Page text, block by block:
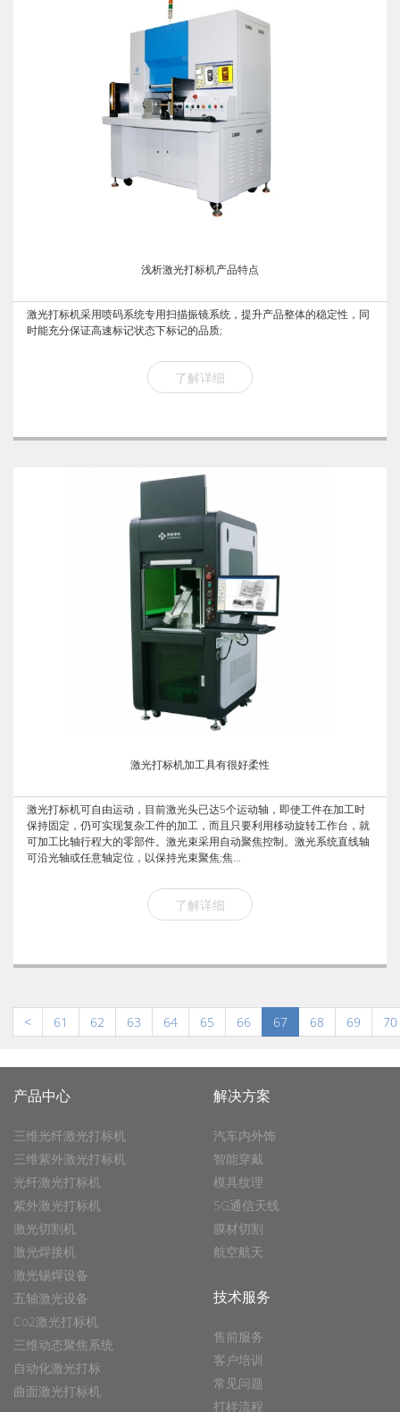
浅析激光打标机产品特点
激光打标机采用喷码系统专用扫描振镜系统，提升产品整体的稳定性，同
时能充分保证高速标记状态下标记的品质;
了解详细
激光打标机加工具有很好柔性
激光打标机可自由运动，目前激光头已达5个运动轴，即使工件在加工时
保持固定，仍可实现复杂工件的加工，而且只要利用移动旋转工作台，就
可加工比轴行程大的零部件。激光束采用自动聚焦控制。激光系统直线轴
可沿光轴或任意轴定位，以保持光束聚焦;焦...
了解详细
< 61 62 63 64 65 66 67 68 69 70
产品中心
三维光纤激光打标机
三维紫外激光打标机
光纤激光打标机
紫外激光打标机
激光切割机
激光焊接机
激光锡焊设备
五轴激光设备
Co2激光打标机
三维动态聚焦系统
自动化激光打标
曲面激光打标机
解决方案
汽车内外饰
智能穿戴
模具纹理
5G通信天线
膜材切割
航空航天
技术服务
售前服务
客户培训
常见问题
打样流程